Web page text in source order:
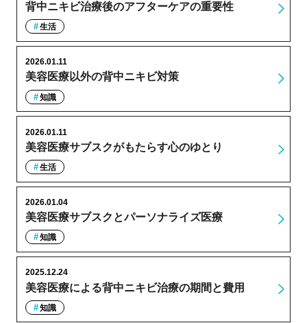
背中ニキビ治療後のアフターケアの重要性
生活
美容医療以外の背中ニキビ対策
2026.01.11
知識
美容医療サブスクがもたらす心のゆとり
2026.01.11
生活
美容医療サブスクとパーソナライズ医療
2026.01.04
知識
美容医療による背中ニキビ治療の期間と費用
2025.12.24
知識